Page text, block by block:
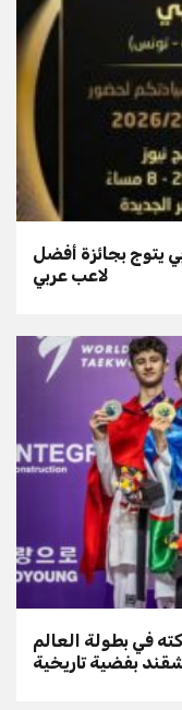
يتوج بجائزة أفضل
لاعب عربي
في بطولة العالم
بفضية تاريخية